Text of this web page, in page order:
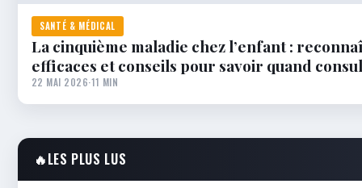
SANTÉ & MÉDICAL
La cinquième maladie chez l’enfant :
efficaces et conseils pour savoir quand
22 MAI 2026·11 MIN
🔥LES PLUS LUS